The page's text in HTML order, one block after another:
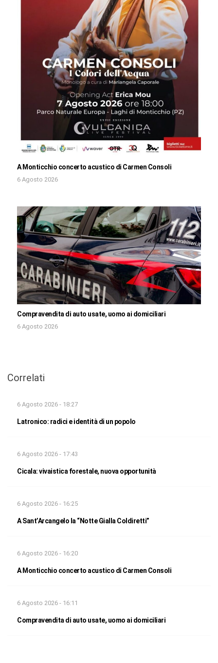
A Monticchio concerto acustico di Carmen Consoli
6 Agosto 2026
Compravendita di auto usate, uomo ai domiciliari
6 Agosto 2026
Correlati
6 Agosto 2026 - 18:27
Latronico: radici e identità di un popolo
6 Agosto 2026 - 17:43
Cicala: vivaistica forestale, nuova opportunità
6 Agosto 2026 - 16:25
A Sant’Arcangelo la “Notte Gialla Coldiretti”
6 Agosto 2026 - 16:20
A Monticchio concerto acustico di Carmen Consoli
6 Agosto 2026 - 16:11
Compravendita di auto usate, uomo ai domiciliari